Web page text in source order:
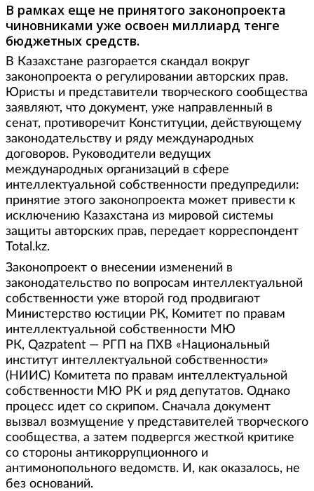
В рамках еще не принятого законопроекта
чиновниками уже освоен миллиард тенге
бюджетных средств.
В Казахстане разгорается скандал вокруг
законопроекта о регулировании авторских прав.
Юристы и представители творческого сообщества
заявляют, что документ, уже направленный в
сенат, противоречит Конституции, действующему
законодательству и ряду международных
договоров. Руководители ведущих
международных организаций в сфере
интеллектуальной собственности предупредили:
принятие этого законопроекта может привести к
исключению Казахстана из мировой системы
защиты авторских прав, передает корреспондент
Total.kz.
Законопроект о внесении изменений в
законодательство по вопросам интеллектуальной
собственности уже второй год продвигают
Министерство юстиции РК, Комитет по правам
интеллектуальной собственности МЮ
РК, Qazpatent — РГП на ПХВ «Национальный
институт интеллектуальной собственности»
(НИИС) Комитета по правам интеллектуальной
собственности МЮ РК и ряд депутатов. Однако
процесс идет со скрипом. Сначала документ
вызвал возмущение у представителей творческого
сообщества, а затем подвергся жесткой критике
со стороны антикоррупционного и
антимонопольного ведомств. И, как оказалось, не
без оснований.